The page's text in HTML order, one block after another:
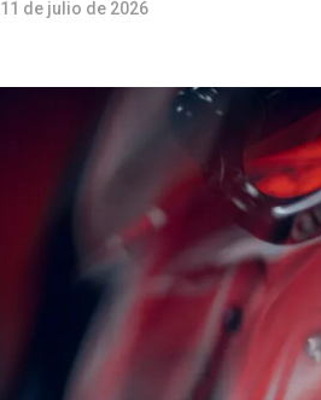
11 de julio de 2026